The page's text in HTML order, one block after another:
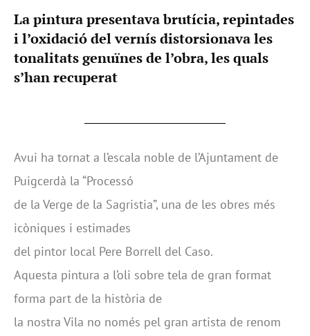
La pintura presentava brutícia, repintades
i l’oxidació del vernís distorsionava les
tonalitats genuïnes de l’obra, les quals
s’han recuperat
Avui ha tornat a l’escala noble de l’Ajuntament de
Puigcerdà la “Processó
de la Verge de la Sagristia”, una de les obres més
icòniques i estimades
del pintor local Pere Borrell del Caso.
Aquesta pintura a l’oli sobre tela de gran format
forma part de la història de
la nostra Vila no només pel gran artista de renom